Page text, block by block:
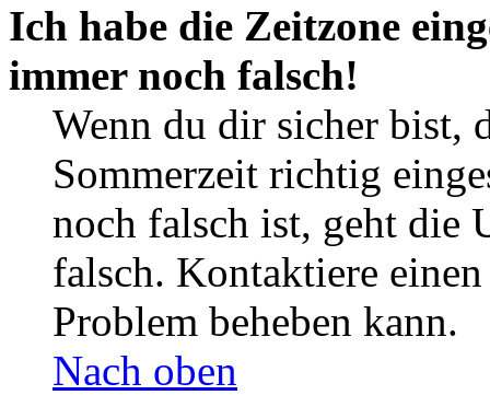
Ich habe die Zeitzone
immer noch falsch!
Wenn du dir sicher bist,
Sommerzeit richtig
noch falsch ist, geht die
falsch. Kontaktiere
Problem beheben kann.
Nach oben